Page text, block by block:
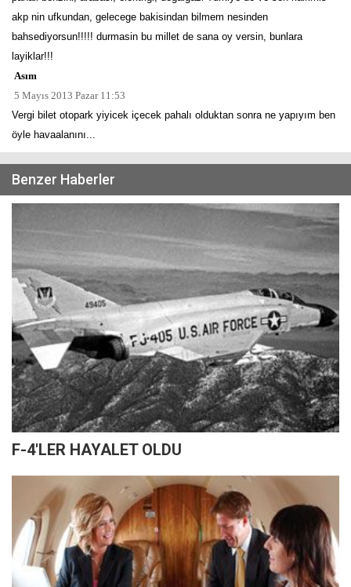
akp nin ufkundan, gelecege bakisindan bilmem nesinden
bahsediyorsun!!!!! durmasin bu millet de sana oy versin, bunlara
layiklar!!!
Asım
5 Mayıs 2013 Pazar 11:53
Vergi bilet otopark yiyicek içecek pahalı olduktan sonra ne yapıyım ben
öyle havaalanını...
Benzer Haberler
F-4'LER HAYALET OLDU